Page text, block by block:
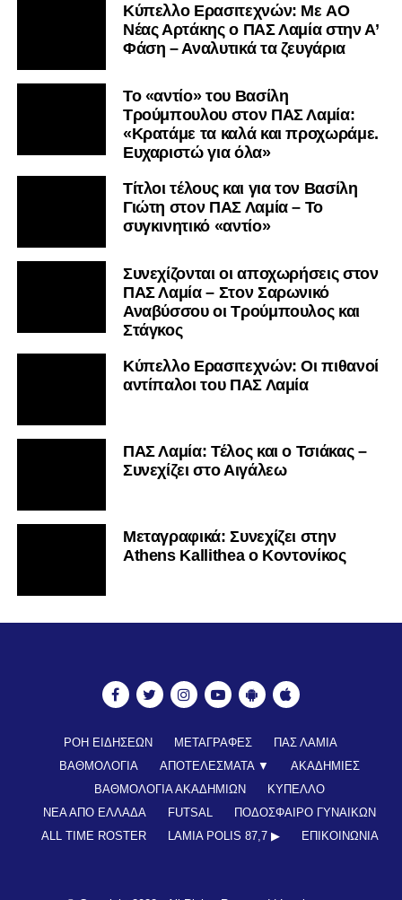
Kύπελλο Ερασιτεχνών: Με AO
Nέας Αρτάκης ο ΠΑΣ Λαμία στην Α’
Φάση – Αναλυτικά τα ζευγάρια
Το «αντίο» του Βασίλη
Τρούμπουλου στον ΠΑΣ Λαμία:
«Κρατάμε τα καλά και προχωράμε.
Ευχαριστώ για όλα»
Τίτλοι τέλους και για τον Βασίλη
Γιώτη στον ΠΑΣ Λαμία – Το
συγκινητικό «αντίο»
Συνεχίζονται οι αποχωρήσεις στον
ΠΑΣ Λαμία – Στον Σαρωνικό
Αναβύσσου οι Τρούμπουλος και
Στάγκος
Κύπελλο Ερασιτεχνών: Οι πιθανοί
αντίπαλοι του ΠΑΣ Λαμία
ΠΑΣ Λαμία: Τέλος και ο Τσιάκας –
Συνεχίζει στο Αιγάλεω
Mεταγραφικά: Συνεχίζει στην
Athens Kallithea ο Κοντονίκος
ΡΟΗ ΕΙΔΗΣΕΩΝ ΜΕΤΑΓΡΑΦΕΣ
ΠΑΣ ΛΑΜΙΑ
ΒΑΘΜΟΛΟΓΙΑ
ΑΠΟΤΕΛΕΣΜΑΤΑ ▼
ΑΚΑΔΗΜΙΕΣ
ΒΑΘΜΟΛΟΓΙΑ ΑΚΑΔΗΜΙΩΝ
ΚΥΠΕΛΛΟ
ΝΕΑ ΑΠΟ ΕΛΛΑΔΑ
FUTSAL
ΠΟΔΟΣΦΑΙΡΟ ΓΥΝΑΙΚΩΝ
ALL TIME ROSTER
LAMIA POLIS 87,7 ▶︎ ΕΠΙΚΟΙΝΩΝΊΑ